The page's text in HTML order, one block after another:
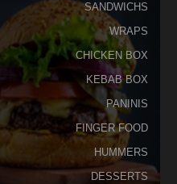
Avis
Zones
de
Livraison
SANDWICHS
WRAPS
CHICKEN BOX
KEBAB BOX
PANINIS
FINGER FOOD
HUMMERS
DESSERTS